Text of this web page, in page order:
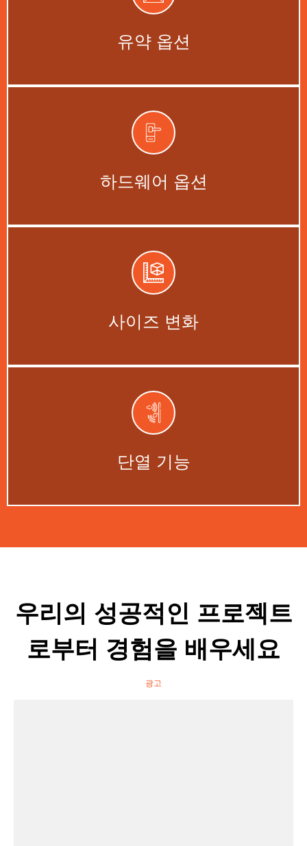
유약 옵션
중, 삼중 유리.
지금 시작하세요 →
하드웨어 옵션
손잡이, 잠금장치, 경첩을 사용자 정의
할 수 있습니다.
지금 시작하세요 →
사이즈 변화
모든 공간에 맞는 맞춤형 크기.
지금 시작하세요 →
단열 기능
향상된 방열 및 방음 옵션
지금 시작하세요 →
우리의 성공적인 프로젝트
로부터 경험을 배우세요
광고